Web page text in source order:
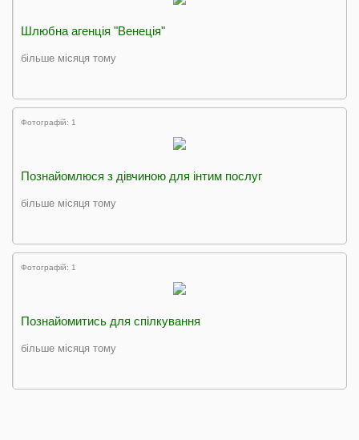
Шлюбна агенція "Венеція"
більше місяця тому
Фотографій: 1
Познайомлюся з дівчиною для інтим послуг
більше місяця тому
Фотографій: 1
Познайомитись для спілкування
більше місяця тому